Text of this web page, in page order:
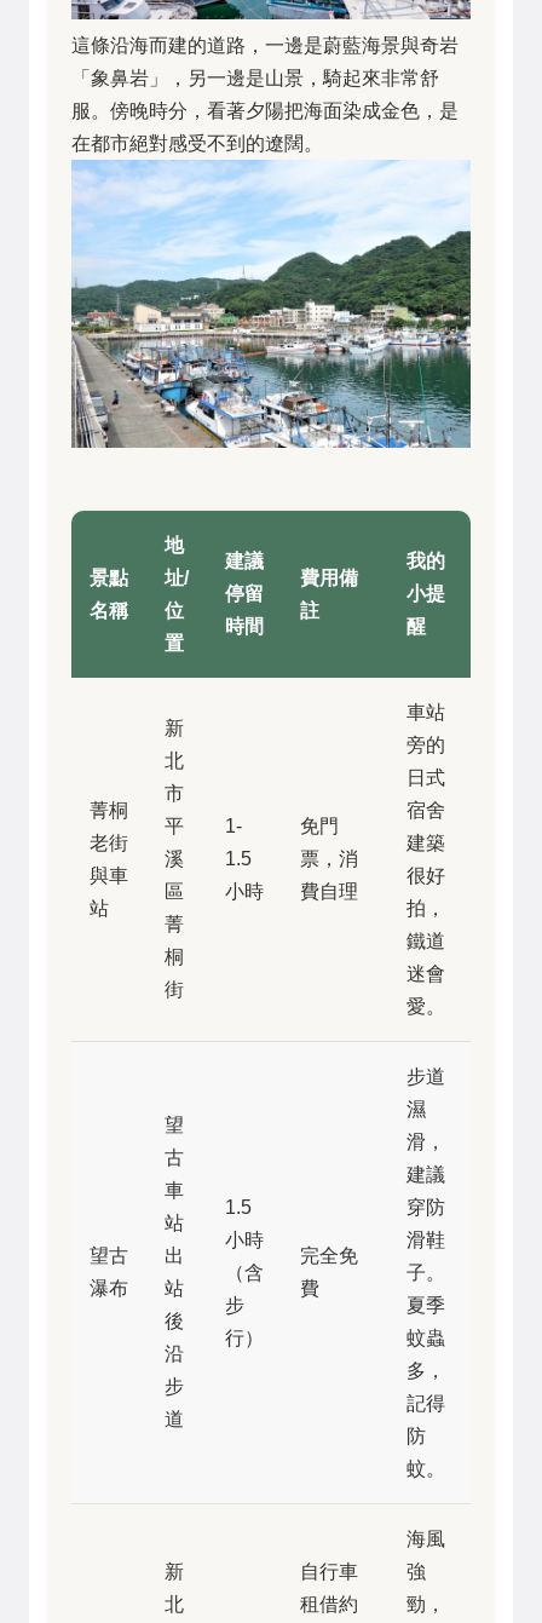
這條沿海而建的道路，一邊是蔚藍海景與奇岩
「象鼻岩」，另一邊是山景，騎起來非常舒
服。傍晚時分，看著夕陽把海面染成金色，是
在都市絕對感受不到的遼闊。
景點
名稱
地
址/
位
置
建議
停留
時間
費用備
註
我的
小提
醒
菁桐
老街
與車
站
新
北
市
平
溪
區
菁
桐
街
1-
1.5
小時
免門
票，消
費自理
車站
旁的
日式
宿舍
建築
很好
拍，
鐵道
迷會
愛。
望古
瀑布
望
古
車
站
出
站
後
沿
步
道
1.5
小時
（含
步
行）
完全免
費
步道
濕
滑，
建議
穿防
滑鞋
子。
夏季
蚊蟲
多，
記得
防
蚊。
新
北
自行車
租借約
海風
強
勁，